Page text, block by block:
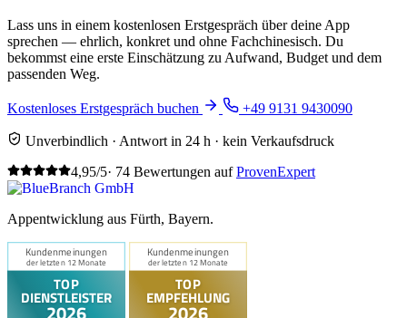
Lass uns in einem kostenlosen Erstgespräch über deine App
sprechen — ehrlich, konkret und ohne Fachchinesisch. Du
bekommst eine erste Einschätzung zu Aufwand, Budget und dem
passenden Weg.
Kostenloses Erstgespräch buchen +49 9131 9430090
Unverbindlich · Antwort in 24 h · kein Verkaufsdruck
4,95/5· 74 Bewertungen aufProvenExpert
Appentwicklung aus Fürth, Bayern.